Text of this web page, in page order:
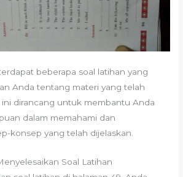
beberapa soal latihan yang
Anda tentang materi yang telah
ini dirancang untuk membantu Anda
dalam memahami dan
konsep yang telah dijelaskan.
Soal Latihan